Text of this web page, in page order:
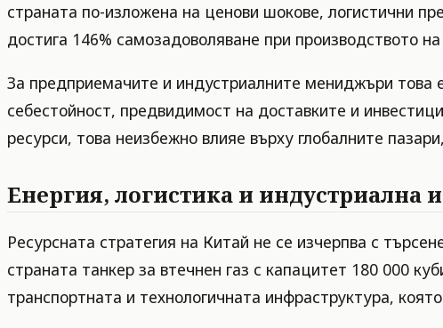
страната по-изложена на ценови шокове, логистични
достига 146% самозадоволяване при производството
За предприемачите и индустриалните мениджъри това
себестойност, предвидимост на доставките и
ресурси, това неизбежно влияе върху глобалните
Енергия, логистика и индустриална
Ресурсната стратегия на Китай не се изчерпва с
страната танкер за втечнен газ с капацитет 180 000
транспортната и технологичната инфраструктура,